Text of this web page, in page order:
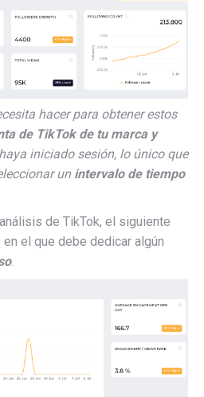
hacer para obtener estos
de TikTok de tu marca y
iniciado sesión, lo único que
un intervalo de tiempo
de TikTok, el siguiente
el que debe dedicar algún
.